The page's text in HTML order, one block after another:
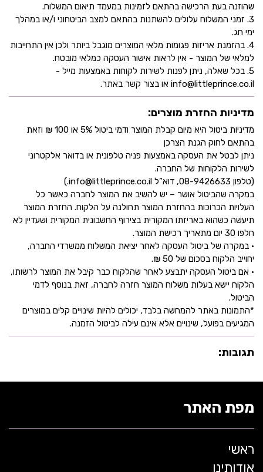
שהוזנה בעת הרכישה בהתאם לזמינות במעמד תיאום המשלוח.
3. זמני המשלוח עלולים להשתנות בהתאם למצב הביטחוני ו/או במהלך
ימי חג.
4. בהזמנת אריזות פגומות מלאי המוצרים מוגבל ביותר ולכן אין התחייבות
למלאי של המוצר - אין לראות אישור העסקה כמלאי מובטח.
5. בכל שאלה, ניתן לפנות לשירות לקוחות באמצעות מייל -
info@littleprince.co.il או בצור קשר באתר.
מדיניות החזרת מוצרים:
מדיניות ביטול היא מיום קבלת המוצר ודמי ביטול 5% או 100 ₪ וזאת
בהתאם לחוק הגנת הצרכן
ניתן לבטל את העסקה באמצעות פניה טלפונית או בדואר אלקטרוני
לשירות הלקוחות של החברה.
(טלפון 08-9426633, דוא”ל info@littleprince.co.il.)
במקרה שהביטול אושר – יש להשיב את המוצר לחברה כאשר כל
העלויות הכרוכות בהחזרת המוצר תחולנה על הלקוח. החזרת המוצר
תיעשה כשהוא באריזתו המקורית בצירוף החשבונית המקורית ושעדיין לא
חלפו 30 יום מתאריך רכישת המוצר.
• במקרה של ביטול העסקה לאחר יציאת המשלוח ממשרדי החברה,
יחוייב הלקוח בסכום של 50 ₪.
• אם ביטול העסקה יתבצע לאחר שהלקוח כבר קיבל את המוצר לרשותו,
הלקוח יישא בעלות משלוח המוצר חזרה לחברה, זאת בנוסף לדמי
הביטול.
*התמונות באתר להמחשה בלבד, יכולים להיות שינויים קלים במוצרים
המגיעים בפועל, שינויים אלא אינם עילה לביטול הזמנה.
תגובות:
מפת האתר
ראשי
אודותינו